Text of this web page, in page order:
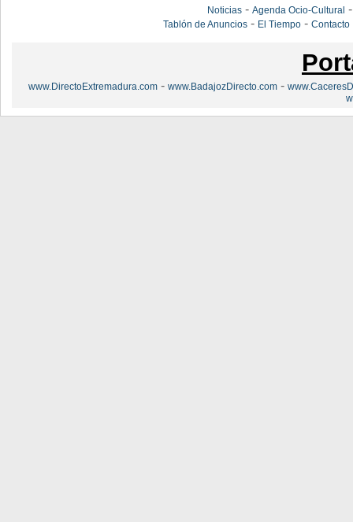
Noticias -Agenda Ocio-Cultural
Tablón de Anuncios - El Tiempo -Contacto
www.DirectoExtremadura.com - www.BadajozDirecto.com -